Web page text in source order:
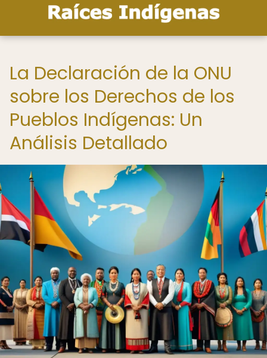
La Declaración de la ONU
sobre los Derechos de los
Pueblos Indígenas: Un
Análisis Detallado